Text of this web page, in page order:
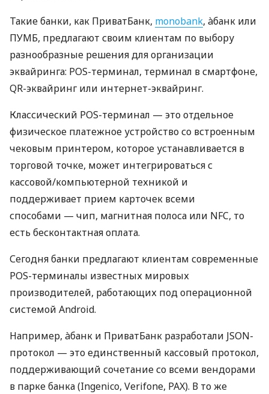
Такие банки, как ПриватБанк, monobank, àбанк или
ПУМБ, предлагают своим клиентам по выбору
разнообразные решения для организации
эквайринга: POS-терминал, терминал в смартфоне,
QR-эквайринг или интернет-эквайринг.
Классический POS-терминал — это отдельное
физическое платежное устройство со встроенным
чековым принтером, которое устанавливается в
торговой точке, может интегрироваться с
кассовой/компьютерной техникой и
поддерживает прием карточек всеми
способами — чип, магнитная полоса или NFC, то
есть бесконтактная оплата.
Сегодня банки предлагают клиентам современные
POS-терминалы известных мировых
производителей, работающих под операционной
системой Android.
Например, àбанк и ПриватБанк разработали JSON-
протокол — это единственный кассовый протокол,
поддерживающий сочетание со всеми вендорами
в парке банка (Ingenico, Verifone, PAX). В то же